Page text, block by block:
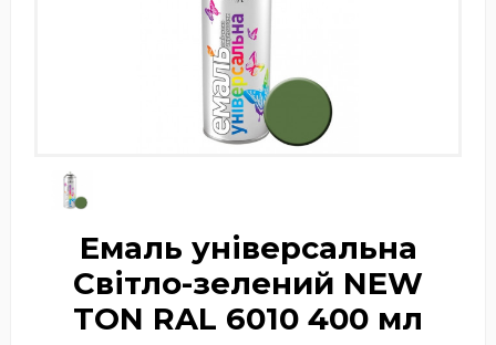
Емаль універсальна
Світло-зелений NEW
TON RAL 6010 400 мл